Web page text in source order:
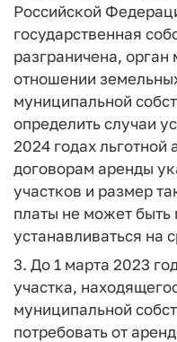
Российской
государственная
разграничена,
отношении
муниципальной
определить случаи
2024 годах льготной
договорам аренды
участков и размер
платы не может быть
устанавливаться на
3. До 1 марта 2023
участка,
муниципальной
потребовать от